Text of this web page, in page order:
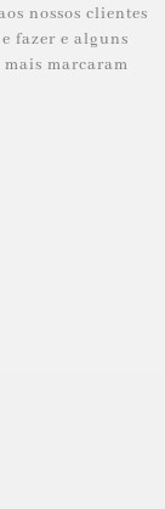
nossos clientes
fazer e alguns
marcaram